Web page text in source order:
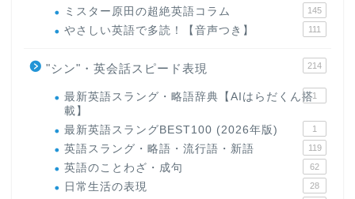
ミスター原田の超絶英語コラム 145
やさしい英語で多読！【音声つき】 111
"シン"・英会話スピード表現 214
最新英語スラング・略語辞典【AIはらだくん搭
載】
1
最新英語スラングBEST100 (2026年版) 1
英語スラング・略語・流行語・新語 119
英語のことわざ・成句 62
日常生活の表現 28